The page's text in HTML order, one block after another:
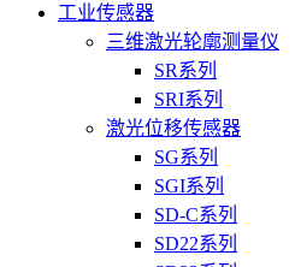
工业传感器
三维激光轮廓测量仪
SR系列
SRI系列
激光位移传感器
SG系列
SGI系列
SD-C系列
SD22系列